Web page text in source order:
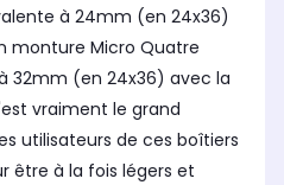
Objectif tropicalisé
-
à 24mm (en 24x36)
monture Micro Quatre
32mm (en 24x36) avec la
vraiment le grand
utilisateurs de ces boîtiers
être à la fois légers et